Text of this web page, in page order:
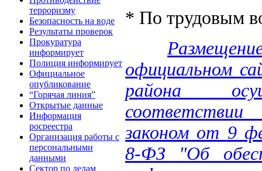
терроризму
Безопасность на воде
Результаты проверок
Прокуратура
информирует
Полиция информирует
Официальное
опубликование
“Горячая линия”
Открытые данные
Информация
росреестра
Организация работы с
персональными
данными
Сектор по делам
* По трудовым
официальном
района
законом от 9
8-ФЗ "Об